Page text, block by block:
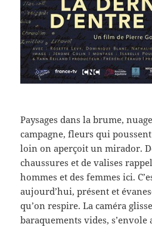
Paysages dans la brume,
campagne, fleurs qui
loin on aperçoit un mirador.
chaussures et de valises
hommes et des femmes ici.
aujourd’hui, présent et
qu’on respire. La caméra
baraquements vides, s’envole